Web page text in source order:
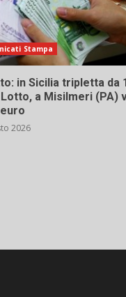
Stampa
in Sicilia tripletta da
a Misilmeri (PA)
2026